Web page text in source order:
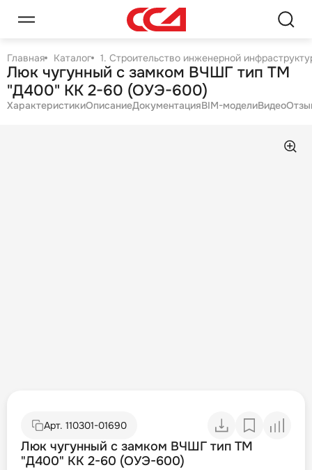
Главная Каталог 1. Строительство инженерной
Люк чугунный с замком ВЧШГ тип ТМ
"Д400" КК 2-60 (ОУЭ-600)
ХарактеристикиОписаниеДокументацияBIM-моделиВидео
Арт. 110301-01690
Люк чугунный с замком ВЧШГ тип ТМ
"Д400" КК 2-60 (ОУЭ-600)